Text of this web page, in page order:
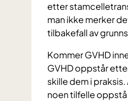
etter
man ikke merker
tilbakefall av
Kommer GVHD
GVHD oppstår
skille dem i
noen tilfelle oppstå